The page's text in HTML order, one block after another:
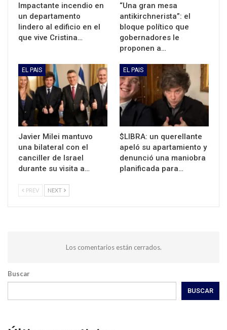
Impactante incendio en
un departamento
lindero al edificio en el
que vive Cristina…
“Una gran mesa
antikirchnerista”: el
bloque político que
gobernadores le
proponen a…
EL PAIS
Javier Milei mantuvo
una bilateral con el
canciller de Israel
durante su visita a…
EL PAIS
$LIBRA: un querellante
apeló su apartamiento y
denunció una maniobra
planificada para…
PREV NEXT
Los comentarios están cerrados.
Buscar
BUSCAR